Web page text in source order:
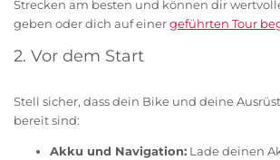
Strecken am besten und können dir
geben oder dich auf einergeführten Tour
2. Vor dem Start
Stell sicher, dass dein Bike und deine
bereit sind:
Akku und Navigation: Lade deinen